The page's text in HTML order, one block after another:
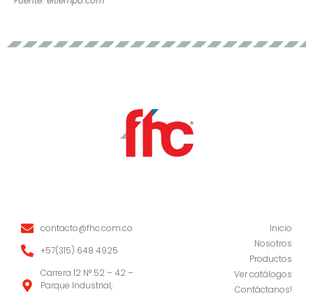
contacto@fhc.com.co
‭+57(315) 648 4925
Carrera 12 N° 52 – 42 –
Parque Industrial,
Inicio
Nosotros
Productos
Ver catálogos
Contáctanos!